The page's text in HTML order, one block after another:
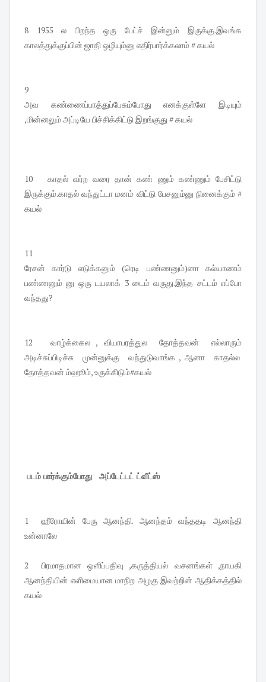
8 1955 ல பிறந்த ஒரு பேட்ச் இன்னும் இருக்கு.இவங்க
காலத்துக்குப்பின் ஜாதி ஒழியும்னு எதிர்பார்க்கலாம் # கயல்
9
அவ கண்ணைப்பாத்துப்பேசும்போது எனக்குள்ளே இடியும்
,மின்னலும் அப்டியே பிச்சிக்கிட்டு இறங்குது # கயல்
10 காதல் வர்ற வரை தான் கண் ணும் கண்ணும் பேசிட்டு
இருக்கும்.காதல் வந்துட்டா மனம் விட்டு பேசனும்னு நினைக்கும் #
கயல்
11
ரேசன் கார்டு எடுக்கனும் (ரெடி பண்ணனும்)னா கல்யாணம்
பண்ணனும் னு ஒரு டயலாக் 3 டைம் வருது.இந்த சட்டம் எப்போ
வந்தது?
12 வாழ்க்கைல , வியாபரத்துல தோத்தவன் எல்லாரும்
அடிச்சுப்பிடிச்சு முன்னுக்கு வந்துடுவாங்க , ஆனா காதல்ல
தோத்தவன் ம்ஹூம், உருக்கிடும்#கயல்
படம் பார்க்கும்போது அப்டேட்டட் ட்வீட்ஸ்
1 ஹீரோயின் பேரு ஆனந்தி. ஆனந்தம் வந்ததடி ஆனந்தி
உன்னாலே
2 பிரமாதமான ஒளிப்பதிவு ,கருத்தியல் வசனங்கள் ,நாயகி
ஆனந்தியின் எளிமையான மாநிற அழகு இவற்றின் ஆதிக்கத்தில்
கயல்